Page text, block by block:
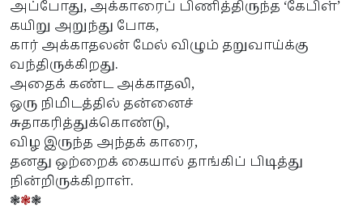
அப்போது, அக்காரைப் பிணித்திருந்த ‘கேபிள்’
கயிறு அறுந்து போக,
கார் அக்காதலன் மேல் விழும் தறுவாய்க்கு
வந்திருக்கிறது.
அதைக் கண்ட அக்காதலி,
ஒரு நிமிடத்தில் தன்னைச்
சுதாகரித்துக்கொண்டு,
விழ இருந்த அந்தக் காரை,
தனது ஒற்றைக் கையால் தாங்கிப் பிடித்து
நின்றிருக்கிறாள்.
❃❃❃